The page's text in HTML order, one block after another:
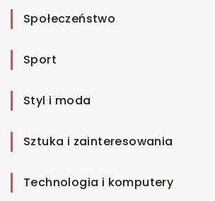
Społeczeństwo
Sport
Styl i moda
Sztuka i zainteresowania
Technologia i komputery